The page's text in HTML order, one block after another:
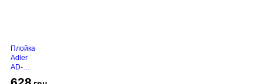
Плойка
Adler
AD-